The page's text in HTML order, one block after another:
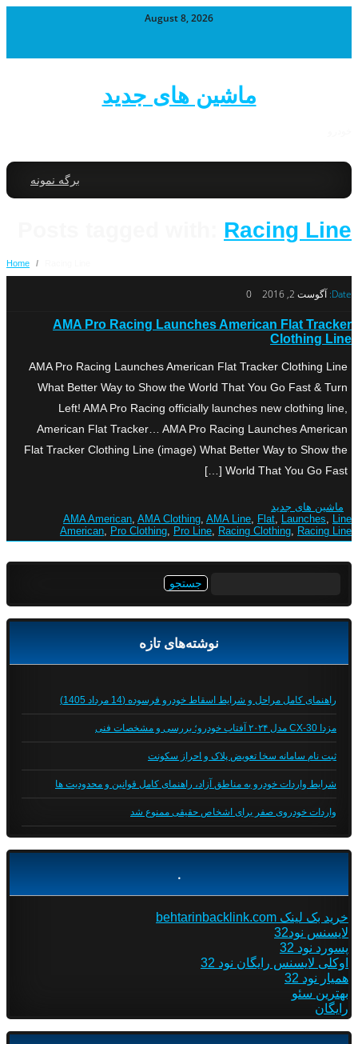
August 8, 2026
ماشین های جدید
برگه نمونه
Racing Line
Home /
Date: آگوست 2, 2016 0
AMA Pro Racing Launches American Flat Tracker
Clothing Line
AMA Pro Racing Launches American Flat Tracker Clothing Line
What Better Way to Show the World That You Go Fast & Turn
Left! AMA Pro Racing officially launches new clothing line,
American Flat Tracker… AMA Pro Racing Launches American
Flat Tracker Clothing Line (image) What Better Way to Show the
World That You Go Fast […]
ماشین های جدید
AMA American, AMA Clothing, AMA Line, Flat, Launches, Line
American, Pro Clothing, Pro Line, Racing Clothing, Racing Line
نوشته‌های تازه
راهنمای کامل مراحل و شرایط اسقاط خودرو فرسوده (14 مرداد 1405)
مزدا CX-30 مدل ۲۰۲۴ آفتاب خودرو؛ بررسی و مشخصات فنی
ثبت نام سامانه سخا تعویض پلاک و احراز سکونت
شرایط واردات خودرو به مناطق آزاد، راهنمای کامل قوانین و محدودیت ها
واردات خودروی صفر برای اشخاص حقیقی ممنوع شد
.
خرید بک لینک behtarinbacklink.com
لایسنس نود32
پسورد نود 32
اوکلی لایسنس رایگان نود 32
همیار نود 32
بهترین سئو
رایگان